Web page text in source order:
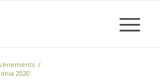
/
2020